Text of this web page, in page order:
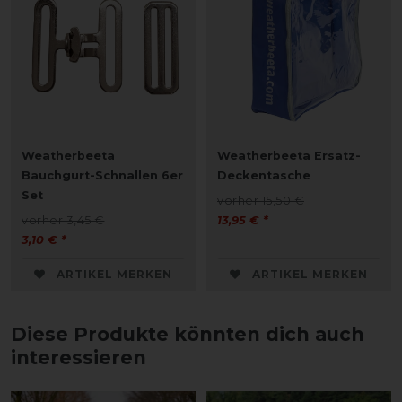
Weatherbeeta
Bauchgurt-Schnallen 6er
Set
vorher 3,45 €
3,10 € *
ARTIKEL MERKEN
Weatherbeeta Ersatz-
Deckentasche
vorher 15,50 €
13,95 € *
ARTIKEL MERKEN
Diese Produkte könnten dich auch
interessieren